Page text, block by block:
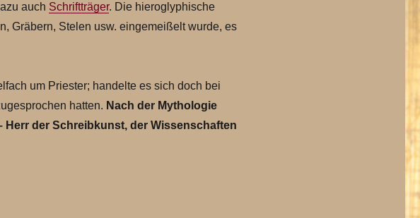
auch Schriftträger. Die hieroglyphische
Gräbern, Stelen usw. eingemeißelt wurde, es
um Priester; handelte es sich doch bei
hatten. Nach der Mythologie
der Schreibkunst, der Wissenschaften